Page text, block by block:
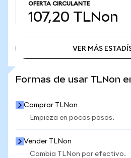
OFERTA CIRCULANTE
107,20 TLNon
VER MÁS
Formas de usar TLNon
Comprar TLNon
Empieza en pocos pasos.
Vender TLNon
Cambia TLNon por efectivo.